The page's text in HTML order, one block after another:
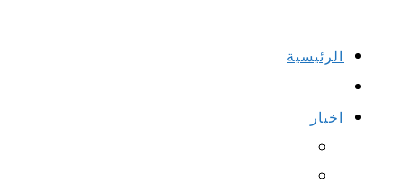
الرئيسية
اخبار